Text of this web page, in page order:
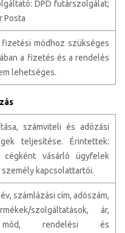
DPD futárszolgálat;
Posta
módhoz szükséges
a fizetés és a rendelés
lehetséges.
számviteli és adózási
teljesítése. Érintettek:
cégként vásárló ügyfelek
kapcsolattartói.
számlázási cím, adószám,
szolgáltatások, ár,
rendelési és